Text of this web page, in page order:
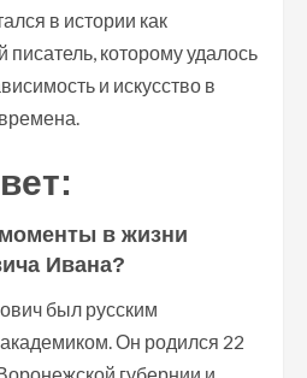
в истории как
которому удалось
и искусство в
в жизни
Ивана?
был русским
Он родился 22